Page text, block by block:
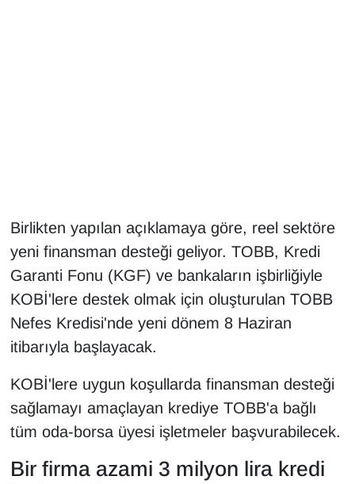
Birlikten yapılan açıklamaya göre, reel sektöre
yeni finansman desteği geliyor. TOBB, Kredi
Garanti Fonu (KGF) ve bankaların işbirliğiyle
KOBİ'lere destek olmak için oluşturulan TOBB
Nefes Kredisi'nde yeni dönem 8 Haziran
itibarıyla başlayacak.
KOBİ'lere uygun koşullarda finansman desteği
sağlamayı amaçlayan krediye TOBB'a bağlı
tüm oda-borsa üyesi işletmeler başvurabilecek.
Bir firma azami 3 milyon lira kredi
İngilizce
Kadın
Kamu Alımları
Kültür & Sanat
KURDÎ